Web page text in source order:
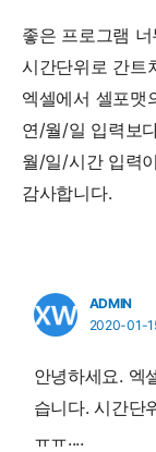
좋은 프로그램
시간단위로 간트
엑셀에서 셀포맷
연/월/일 입력보
월/일/시간 입력
감사합니다.
ADMIN
2020-01-
안녕하세요. 엑
습니다. 시간단
ㅠㅠ....